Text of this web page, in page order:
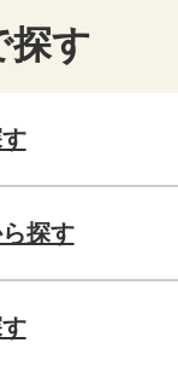
探す
探す